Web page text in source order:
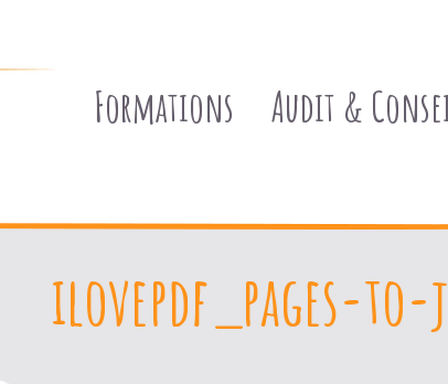
Formations Audit &
ilovepdf_pages-to-